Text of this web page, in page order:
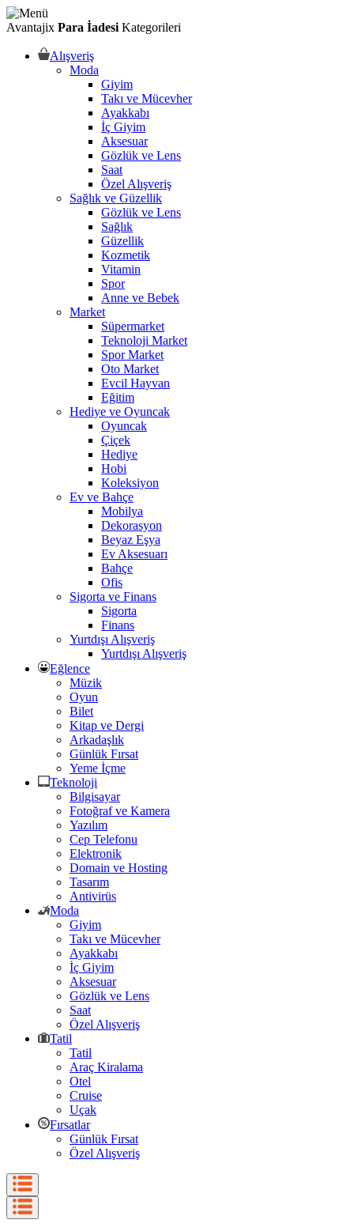
Avantajix Para İadesi Kategorileri
Alışveriş
Moda
Giyim
Takı ve Mücevher
Ayakkabı
İç Giyim
Aksesuar
Gözlük ve Lens
Saat
Özel Alışveriş
Sağlık ve Güzellik
Gözlük ve Lens
Sağlık
Güzellik
Kozmetik
Vitamin
Spor
Anne ve Bebek
Market
Süpermarket
Teknoloji Market
Spor Market
Oto Market
Evcil Hayvan
Eğitim
Hediye ve Oyuncak
Oyuncak
Çiçek
Hediye
Hobi
Koleksiyon
Ev ve Bahçe
Mobilya
Dekorasyon
Beyaz Eşya
Ev Aksesuarı
Bahçe
Ofis
Sigorta ve Finans
Sigorta
Finans
Yurtdışı Alışveriş
Yurtdışı Alışveriş
Eğlence
Müzik
Oyun
Bilet
Kitap ve Dergi
Arkadaşlık
Günlük Fırsat
Yeme İçme
Teknoloji
Bilgisayar
Fotoğraf ve Kamera
Yazılım
Cep Telefonu
Elektronik
Domain ve Hosting
Tasarım
Antivirüs
Moda
Giyim
Takı ve Mücevher
Ayakkabı
İç Giyim
Aksesuar
Gözlük ve Lens
Saat
Özel Alışveriş
Tatil
Tatil
Araç Kiralama
Otel
Cruise
Uçak
Fırsatlar
Günlük Fırsat
Özel Alışveriş